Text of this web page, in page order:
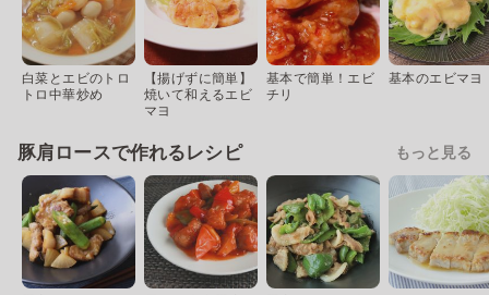
白菜とエビのトロ
トロ中華炒め
【揚げずに簡単】
焼いて和えるエビ
マヨ
基本で簡単！エビ
チリ
基本のエビマヨ
豚肩ロースで作れるレシピ もっと見る